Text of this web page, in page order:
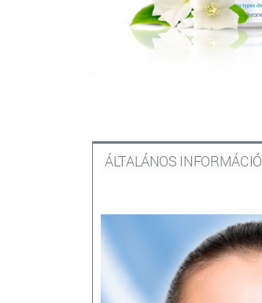
ÁLTALÁNOS INFORMÁCIÓ